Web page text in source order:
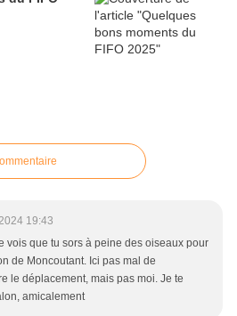
19:43
vois que tu sors à peine des oiseaux pour
de Moncoutant. Ici pas mal de
le déplacement, mais pas moi. Je te
amicalement